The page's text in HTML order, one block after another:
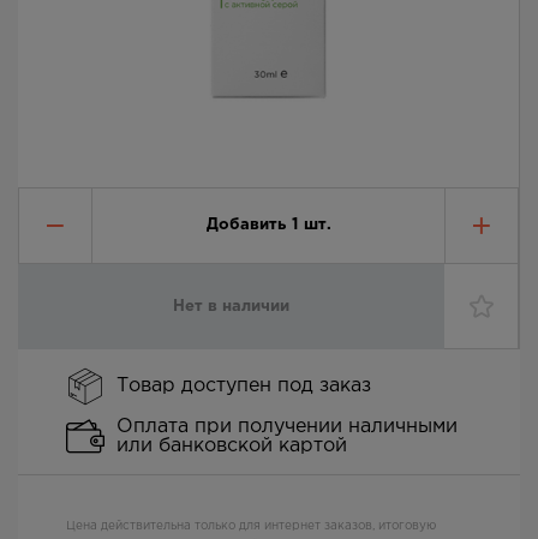
Добавить 1 шт.
Нет в наличии
Товар доступен под заказ
Оплата при получении наличными
или банковской картой
Цена действительна только для интернет заказов, итоговую